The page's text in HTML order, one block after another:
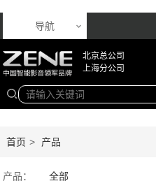
导航
北京总公司
上海分公司
首页 > 产品
产品： 全部